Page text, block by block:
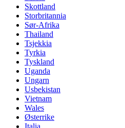
Skottland
Storbritannia
Sør-Afrika
Thailand
Tsjekkia
Tyrkia
Tyskland
Uganda
Ungarn
Usbekistan
Vietnam
Wales
Østerrike
Italia